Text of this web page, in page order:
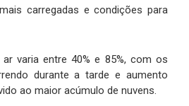
carregadas e condições para
varia entre 40% e 85%, com os
durante a tarde e aumento
ao maior acúmulo de nuvens.